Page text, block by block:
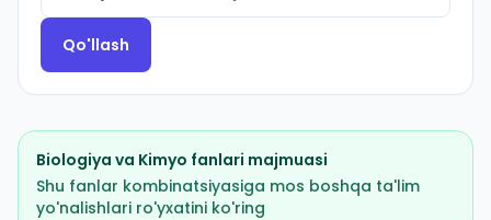
Qo'llash
Biologiya va Kimyo fanlari majmuasi
Shu fanlar kombinatsiyasiga mos boshqa ta'lim
yo'nalishlari ro'yxatini ko'ring